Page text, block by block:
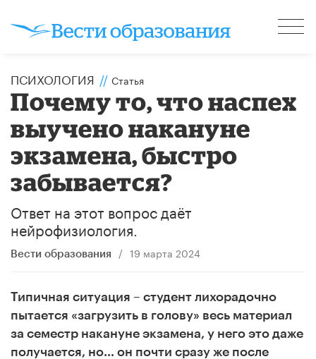
ПСИХОЛОГИЯ // Статья
Почему то, что наспех
выучено накануне
экзамена, быстро
забывается?
Ответ на этот вопрос даёт
нейрофизиология.
Вести образования / 19 марта 2024
Типичная ситуация – студент лихорадочно
пытается «загрузить в голову» весь материал
за семестр накануне экзамена, у него это даже
получается, но… он почти сразу же после